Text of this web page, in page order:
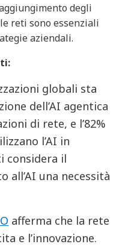
degli
reti sono essenziali
aziendali.
globali sta
dell’AI agentica
di rete, e l’82%
l’AI in
considera il
all’AI una necessità
afferma che la rete
e l’innovazione.